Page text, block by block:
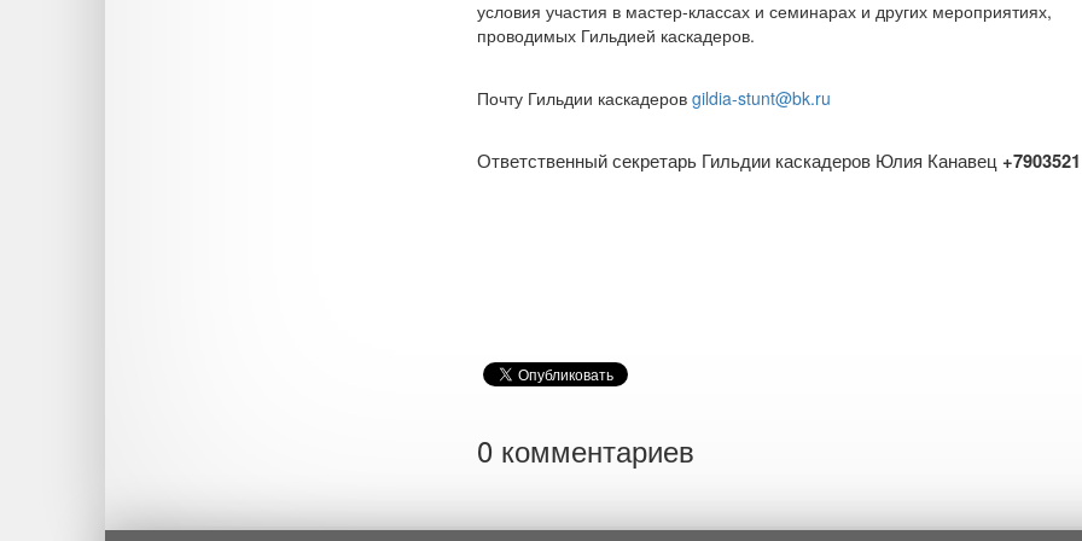
условия участия в мастер-классах и семинарах и других мероприятиях,
проводимых Гильдией каскадеров.
Почту Гильдии каскадеров gildia-stunt@bk.ru
Ответственный секретарь Гильдии каскадеров Юлия Канавец
0 комментариев